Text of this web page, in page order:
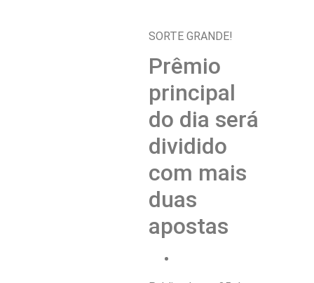
SORTE GRANDE!
Prêmio
principal
do dia será
dividido
com mais
duas
apostas